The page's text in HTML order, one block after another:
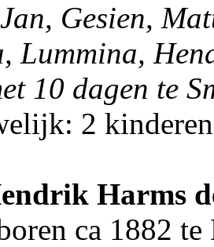
Gesien,
Lummina,
10 dagen te
2
Harms
ca 1882